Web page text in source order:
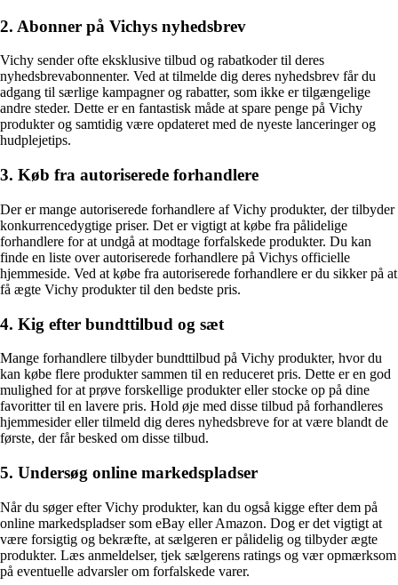
2. Abonner på Vichys nyhedsbrev
Vichy sender ofte eksklusive tilbud og rabatkoder til deres
nyhedsbrevabonnenter. Ved at tilmelde dig deres nyhedsbrev får du
adgang til særlige kampagner og rabatter, som ikke er tilgængelige
andre steder. Dette er en fantastisk måde at spare penge på Vichy
produkter og samtidig være opdateret med de nyeste lanceringer og
hudplejetips.
3. Køb fra autoriserede forhandlere
Der er mange autoriserede forhandlere af Vichy produkter, der tilbyder
konkurrencedygtige priser. Det er vigtigt at købe fra pålidelige
forhandlere for at undgå at modtage forfalskede produkter. Du kan
finde en liste over autoriserede forhandlere på Vichys officielle
hjemmeside. Ved at købe fra autoriserede forhandlere er du sikker på at
få ægte Vichy produkter til den bedste pris.
4. Kig efter bundttilbud og sæt
Mange forhandlere tilbyder bundttilbud på Vichy produkter, hvor du
kan købe flere produkter sammen til en reduceret pris. Dette er en god
mulighed for at prøve forskellige produkter eller stocke op på dine
favoritter til en lavere pris. Hold øje med disse tilbud på forhandleres
hjemmesider eller tilmeld dig deres nyhedsbreve for at være blandt de
første, der får besked om disse tilbud.
5. Undersøg online markedspladser
Når du søger efter Vichy produkter, kan du også kigge efter dem på
online markedspladser som eBay eller Amazon. Dog er det vigtigt at
være forsigtig og bekræfte, at sælgeren er pålidelig og tilbyder ægte
produkter. Læs anmeldelser, tjek sælgerens ratings og vær opmærksom
på eventuelle advarsler om forfalskede varer.